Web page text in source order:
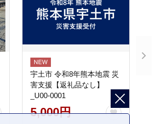
宇土市 令和8年熊本地震 災
害支援【返礼品なし】
_U00-0001
5,000円